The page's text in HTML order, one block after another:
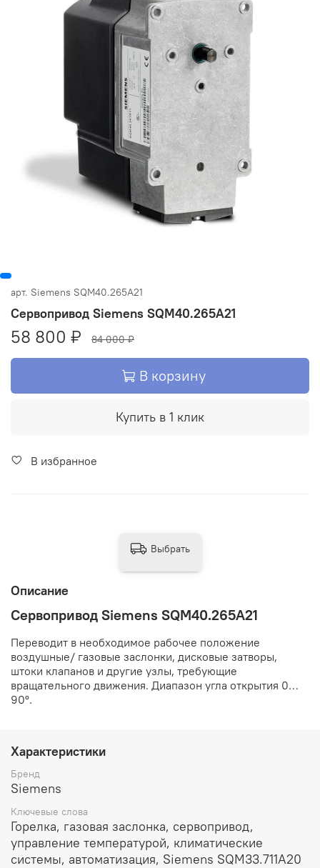
арт. Siemens SQM40.265A21
Сервопривод Siemens SQM40.265A21
58 800 ₽ 84 000 ₽
В корзину
Купить в 1 клик
В избранное
Описание
Сервопривод Siemens SQM40.265A21
Переводит в необходимое рабочее положение
воздушные/ газовые заслонки, дисковые затворы,
штоки клапанов и другие узлы, требующие
вращательного движения. Диапазон угла открытия 0…
90º.
Характеристики
Бренд
Siemens
Ключевые слова
Горелка, газовая заслонка, сервопривод,
управление температурой, климатические
системы, автоматизация, Siemens SQM33.711A20
Выбрать